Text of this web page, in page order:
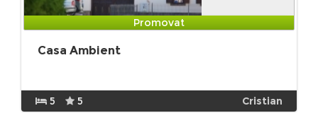
Promovat
Casa Ambient
5 5 Cristian